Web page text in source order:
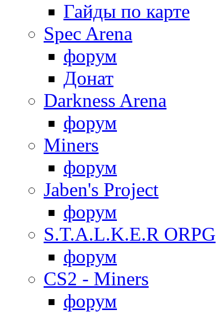
Гайды по карте
Spec Arena
форум
Донат
Darkness Arena
форум
Miners
форум
Jaben's Project
форум
S.T.A.L.K.E.R ORPG
форум
CS2 - Miners
форум